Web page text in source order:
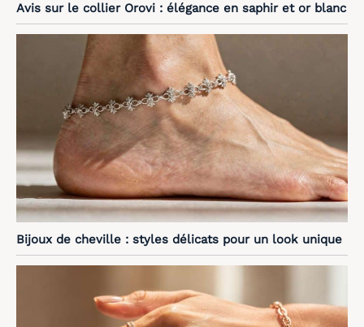
Avis sur le collier Orovi : élégance en saphir et or blanc
Bijoux de cheville : styles délicats pour un look unique